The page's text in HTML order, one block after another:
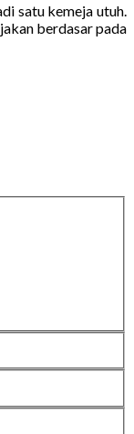
satu kemeja utuh.
berdasar pada